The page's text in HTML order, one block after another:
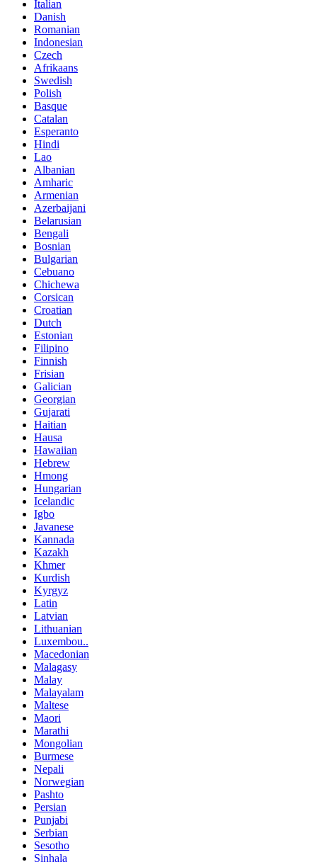
Italian
Danish
Romanian
Indonesian
Czech
Afrikaans
Swedish
Polish
Basque
Catalan
Esperanto
Hindi
Lao
Albanian
Amharic
Armenian
Azerbaijani
Belarusian
Bengali
Bosnian
Bulgarian
Cebuano
Chichewa
Corsican
Croatian
Dutch
Estonian
Filipino
Finnish
Frisian
Galician
Georgian
Gujarati
Haitian
Hausa
Hawaiian
Hebrew
Hmong
Hungarian
Icelandic
Igbo
Javanese
Kannada
Kazakh
Khmer
Kurdish
Kyrgyz
Latin
Latvian
Lithuanian
Luxembou..
Macedonian
Malagasy
Malay
Malayalam
Maltese
Maori
Marathi
Mongolian
Burmese
Nepali
Norwegian
Pashto
Persian
Punjabi
Serbian
Sesotho
Sinhala